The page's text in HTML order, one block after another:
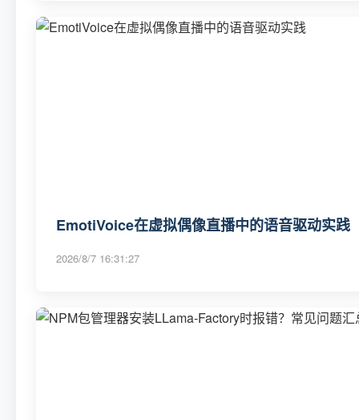
EmotiVoice在虚拟偶像直播中的语音驱动实践
2026/8/7 16:31:27